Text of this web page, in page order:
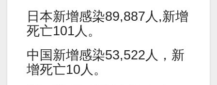
日本新增感染89,887人,新增
死亡101人。
中国新增感染53,522人，新
增死亡10人。